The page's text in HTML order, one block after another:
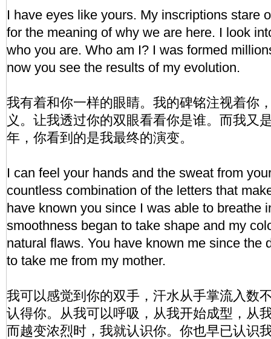
I have eyes like yours. My inscriptions stare
for the meaning of why we are here. I look
who you are. Who am I? I was formed
now you see the results of my evolution.
我有着和你一样的眼睛。我的碑铭注视着你
义。让我透过你的双眼看看你是谁。而我又
年，你看到的是我最终的演变。
I can feel your hands and the sweat from
countless combination of the letters that
have known you since I was able to breathe
smoothness began to take shape and my
natural flaws. You have known me since the
to take me from my mother.
我可以感觉到你的双手，汗水从手掌流入数
认得你。从我可以呼吸，从我开始成型，从
而越变浓烈时，我就认识你。你也早已认识